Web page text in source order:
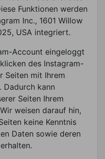
Funktionen werden
Inc., 1601 Willow
USA integriert.
Account eingeloggt
des Instagram-
Seiten mit Ihrem
Dadurch kann
Seiten Ihrem
weisen darauf hin,
keine Kenntnis
Daten sowie deren